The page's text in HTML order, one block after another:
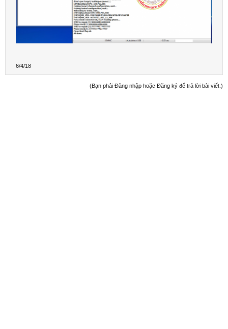
6/4/18
(Bạn phải Đăng nhập hoặc Đăng ký để trả lời bài viết.)